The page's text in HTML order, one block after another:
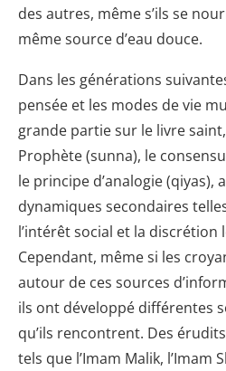
des autres, même s’ils se
même source d’eau douce.
Dans les générations
pensée et les modes de vie
grande partie sur le livre
Prophète (sunna), le
le principe d’analogie (qiyas),
dynamiques secondaires
l’intérêt social et la discrétion
Cependant, même si les
autour de ces sources
ils ont développé différentes
qu’ils rencontrent. Des
tels que l’Imam Malik, l’Imam